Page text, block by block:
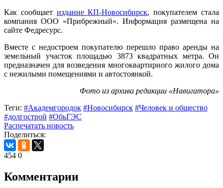
Как сообщает издание КП-Новосибирск, покупателем стала
компания ООО «Прибрежный». Информация размещена на
сайте Федресурс.
Вместе с недостроем покупателю перешло право аренды на
земельный участок площадью 3873 квадратных метра. Он
предназначен для возведения многоквартирного жилого дома
с нежилыми помещениями и автостоянкой.
Фото из архива редакции «Навигатора»
Теги: #Академгородок #Новосибирск #Человек и общество
#долгострой #ОбьГЭС
Распечатать новость
Поделиться:
454 0
Комментарии